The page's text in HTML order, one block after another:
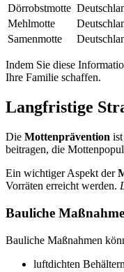
Dörrobstmotte
Mehlmotte
Samenmotte
Indem Sie diese
Ihre Familie schaffen.
Langfristige
Die Mottenprävention
beitragen, die
Ein wichtiger Aspekt der
Vorräten erreicht werden.
Bauliche
Bauliche Maßnahmen
luftdichten Behältern